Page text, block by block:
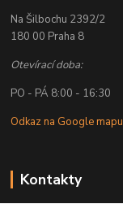
Na Šilbochu 2392/2
180 00 Praha 8
Otevírací doba:
PO - PÁ 8:00 - 16:30
Odkaz na Google mapu
Kontakty